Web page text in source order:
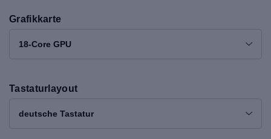
Grafikkarte
18-Core GPU
Tastaturlayout
deutsche Tastatur